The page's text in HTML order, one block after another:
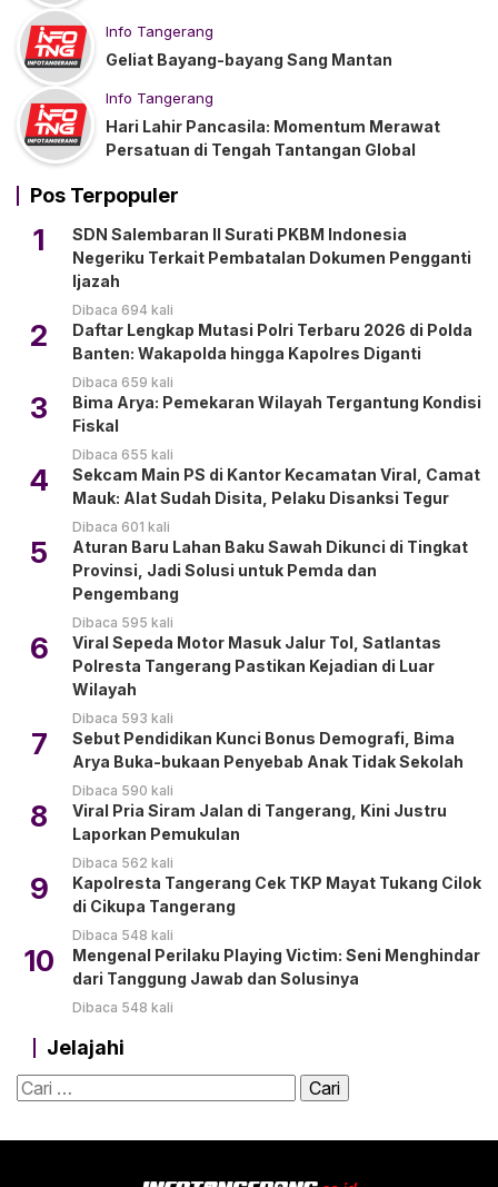
Info Tangerang
Geliat Bayang-bayang Sang Mantan
Info Tangerang
Hari Lahir Pancasila: Momentum Merawat
Persatuan di Tengah Tantangan Global
Pos Terpopuler
1
SDN Salembaran II Surati PKBM Indonesia
Negeriku Terkait Pembatalan Dokumen Pengganti
Ijazah
Dibaca 694 kali
2
Daftar Lengkap Mutasi Polri Terbaru 2026 di Polda
Banten: Wakapolda hingga Kapolres Diganti
Dibaca 659 kali
3
Bima Arya: Pemekaran Wilayah Tergantung Kondisi
Fiskal
Dibaca 655 kali
4
Sekcam Main PS di Kantor Kecamatan Viral, Camat
Mauk: Alat Sudah Disita, Pelaku Disanksi Tegur
Dibaca 601 kali
5
Aturan Baru Lahan Baku Sawah Dikunci di Tingkat
Provinsi, Jadi Solusi untuk Pemda dan
Pengembang
Dibaca 595 kali
6
Viral Sepeda Motor Masuk Jalur Tol, Satlantas
Polresta Tangerang Pastikan Kejadian di Luar
Wilayah
Dibaca 593 kali
7
Sebut Pendidikan Kunci Bonus Demografi, Bima
Arya Buka-bukaan Penyebab Anak Tidak Sekolah
Dibaca 590 kali
8
Viral Pria Siram Jalan di Tangerang, Kini Justru
Laporkan Pemukulan
Dibaca 562 kali
9
Kapolresta Tangerang Cek TKP Mayat Tukang Cilok
di Cikupa Tangerang
Dibaca 548 kali
10
Mengenal Perilaku Playing Victim: Seni Menghindar
dari Tanggung Jawab dan Solusinya
Dibaca 548 kali
Jelajahi
Cari